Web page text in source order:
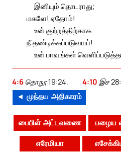
இனியும் தொடராது;
மகளே! ஏதோம்!
உன் குற்றத்திற்காக
நீ தண்டிக்கப்படுவாய்!
உன் பாவங்கள்
4:6 தொநூ 19:24. 4:10 இச
◄ முந்தய அதிகாரம்
பைபிள் அட்டவணை பழைய
எரேமியா